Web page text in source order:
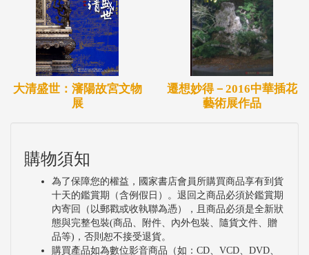
大清盛世：瀋陽故宮文物
展
遷想妙得－2016中華插花
藝術展作品
購物須知
為了保障您的權益，國家書店會員所購買商品享有到貨
十天的鑑賞期（含例假日）。退回之商品必須於鑑賞期
內寄回（以郵戳或收執聯為憑），且商品必須是全新狀
態與完整包裝(商品、附件、內外包裝、隨貨文件、贈
品等)，否則恕不接受退貨。
購買產品如為數位影音商品（如：CD、VCD、DVD、